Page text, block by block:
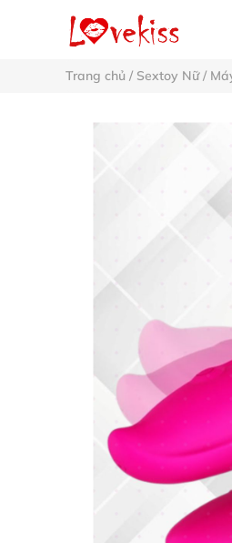
Trang chủ / Sextoy Nữ/